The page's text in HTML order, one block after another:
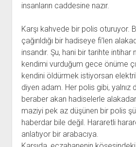
insanların caddesine nazır.
Karşı kahvede bir polis oturuyor.
çağırıldığı bir hadiseye fi’len
insandır. Şu, hani bir tarihte intihar
kendimi vurduğum gece önüme
kendini öldürmek istiyorsan
diyen adam. Her polis gibi, yalnız
beraber akan hadiselerle
maziyi pek az düşünen bir polis
haberdar bile değil. Hararetli
anlatıyor bir arabacıya.